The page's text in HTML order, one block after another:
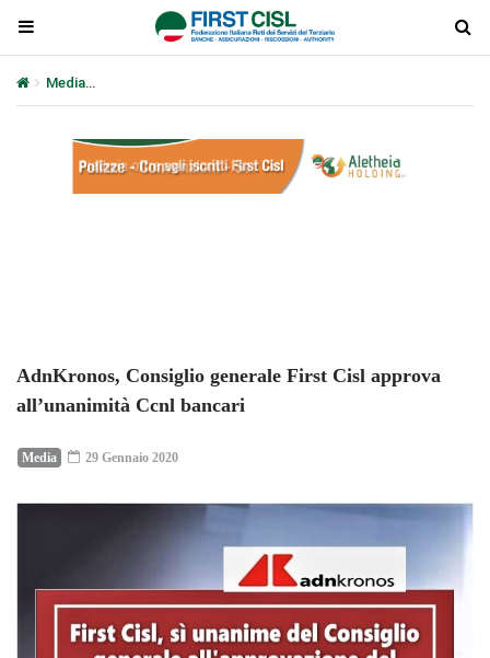
Media
AdnKronos, Consiglio generale First Cisl approva
all’unanimità Ccnl bancari
Media 29 Gennaio 2020